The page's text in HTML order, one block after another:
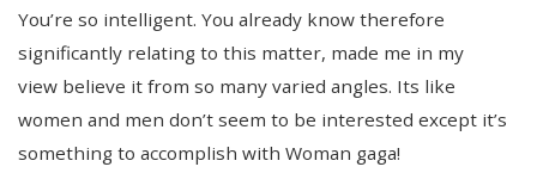
You’re so intelligent. You already know therefore
significantly relating to this matter, made me in my
view believe it from so many varied angles. Its like
women and men don’t seem to be interested except it’s
something to accomplish with Woman gaga!